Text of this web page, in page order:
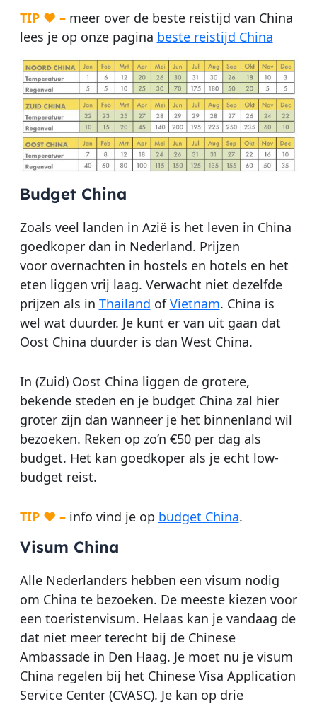
TIP ♥ –meer over de beste reistijd van China
lees je op onze pagina beste reistijd China
Budget China
Zoals veel landen in Azië is het leven in China
goedkoper dan in Nederland. Prijzen
voor overnachten in hostels en hotels en het
eten liggen vrij laag. Verwacht niet dezelfde
prijzen als in Thailand ofVietnam. China is
wel wat duurder. Je kunt er van uit gaan dat
Oost China duurder is dan West China.
In (Zuid) Oost China liggen de grotere,
bekende steden en je budget China zal hier
groter zijn dan wanneer je het binnenland wil
bezoeken. Reken op zo’n €50 per dag als
budget. Het kan goedkoper als je echt low-
budget reist.
TIP ♥ –info vind je op budget China.
Visum China
Alle Nederlanders hebben een visum nodig
om China te bezoeken. De meeste kiezen voor
een toeristenvisum. Helaas kan je vandaag de
dat niet meer terecht bij de Chinese
Ambassade in Den Haag. Je moet nu je visum
China regelen bij het Chinese Visa Application
Service Center (CVASC). Je kan op drie